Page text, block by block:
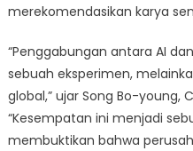
merekomendasikan karya
“Penggabungan antara AI
sebuah eksperimen,
global,” ujar Song Bo-young,
“Kesempatan ini menjadi
membuktikan bahwa